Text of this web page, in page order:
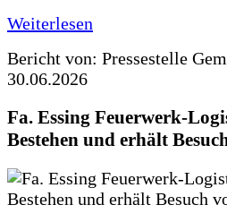
Weiterlesen
Bericht von: Pressestelle
30.06.2026
Fa. Essing Feuerwerk-
Bestehen und erhält